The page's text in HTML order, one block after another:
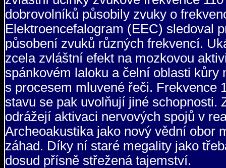
dobrovolníků působily zvuky o
Elektroencefalogram (EEC) sledoval
působení zvuků různých frekvencí.
zcela zvláštní efekt na mozkovou
spánkovém laloku a čelní oblasti
s procesem mluvené řeči. Frekvence
stavu se pak uvolňují jiné schopnosti.
odrážejí aktivaci nervových spojů v
Archeoakustika jako nový vědní obor
záhad. Díky ní staré megality jako
dosud přísně střežená tajemství.